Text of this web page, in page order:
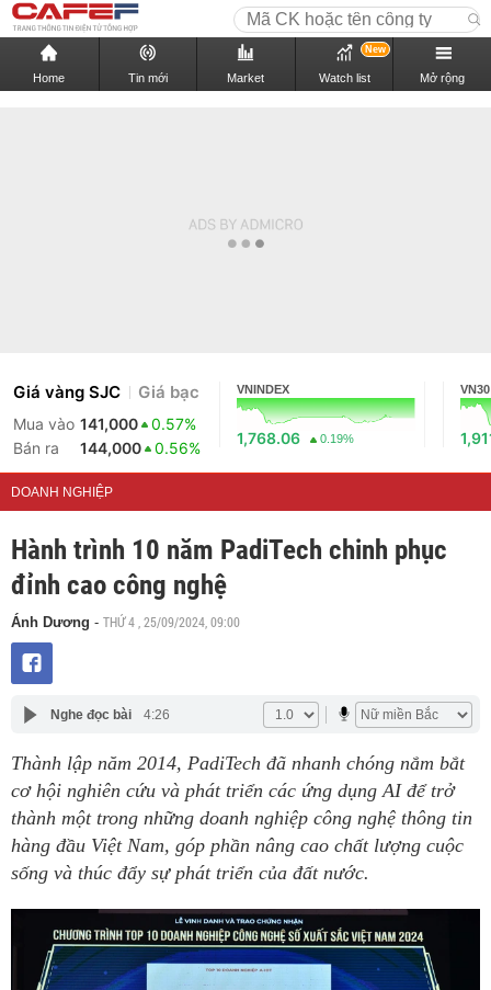
Home Tin mới Market Watch list
New
Mở rộng
Giá vàng SJC Giá bạc
Mua vào 141,000
0.57%
Bán ra
144,000 0.56%
VNINDEX
1,768.06 0.19%
VN30
DOANH NGHIỆP
Hành trình 10 năm PadiTech chinh phục
đỉnh cao công nghệ
Ánh Dương - THỨ 4 , 25/09/2024, 09:00
Nghe đọc bài 4:26
Thành lập năm 2014, PadiTech đã nhanh chóng nắm bắt
cơ hội nghiên cứu và phát triển các ứng dụng AI để trở
thành một trong những doanh nghiệp công nghệ thông tin
hàng đầu Việt Nam, góp phần nâng cao chất lượng cuộc
sống và thúc đẩy sự phát triển của đất nước.